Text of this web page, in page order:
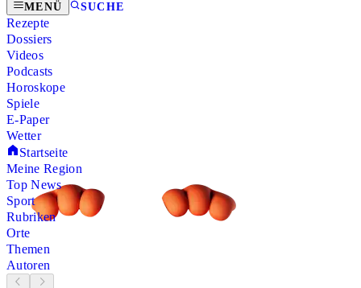
MENÜ SUCHE
Rezepte
Dossiers
Videos
Podcasts
Horoskope
Spiele
E-Paper
Wetter
Startseite
Meine Region
Top News
Sport
Rubriken
Orte
Themen
Autoren